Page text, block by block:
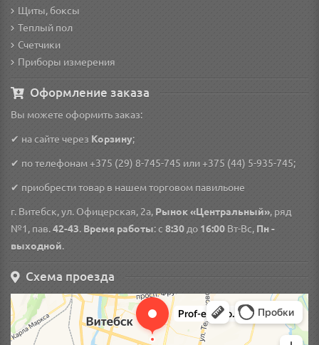
Щиты, боксы
Теплый пол
Счетчики
Приборы измерения
Оформление заказа
Вы можете оформить заказ:
✔ на сайте через Корзину;
✔ по телефонам +375 (29) 8-745-745 или +375 (44) 5-935-745;
✔ приобрести товар в нашем торговом павильоне
г. Витебск, ул. Офицерская, 2а, Рынок «Центральный», ряд
№1, пав.42-43. Время работы: с 8:30 до 16:00 Вт-Вс, Пн -
выходной.
Схема проезда